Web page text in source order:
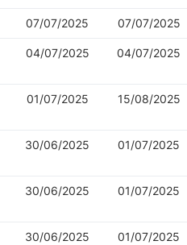
07/07/2025 07/07/2025
04/07/2025 04/07/2025
01/07/2025 15/08/2025
30/06/2025 01/07/2025
30/06/2025 01/07/2025
30/06/2025 01/07/2025